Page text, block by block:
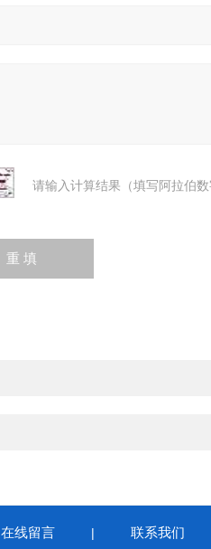
请输入计算结果（填写阿拉伯
在线留言 | 联系我们